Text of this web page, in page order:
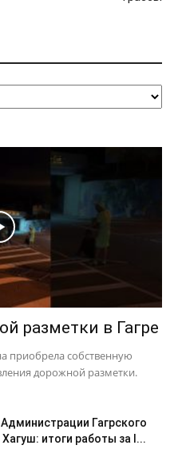
разметки в Гагре
приобрела собственную
дорожной разметки.
Гагрского
итоги работы за I...